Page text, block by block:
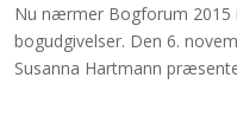
Nu nærmer Bogforum 2015
bogudgivelser. Den 6.
Susanna Hartmann